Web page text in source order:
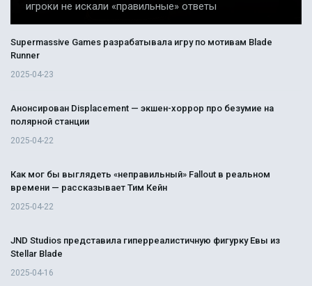
игроки не искали «правильные» ответы
Supermassive Games разрабатывала игру по мотивам Blade
Runner
2025-04-23
Анонсирован Displacement — экшен-хоррор про безумие на
полярной станции
2025-04-22
Как мог бы выглядеть «неправильный» Fallout в реальном
времени — рассказывает Тим Кейн
2025-04-22
JND Studios представила гиперреалистичную фигурку Евы из
Stellar Blade
2025-04-16